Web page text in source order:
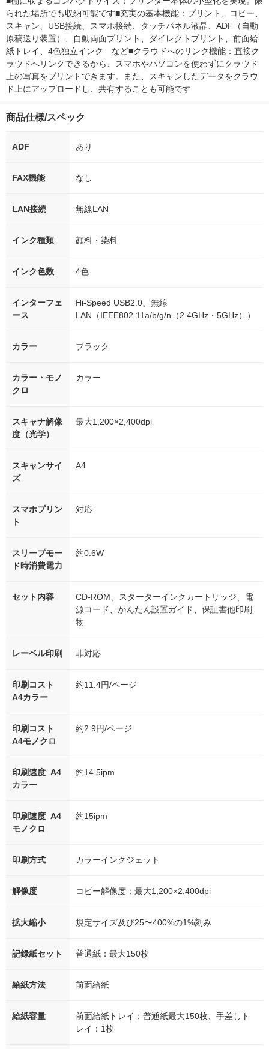
られた場所でも収納可能です■充実の基本機能：プリント、コピー、
スキャン、USB接続、スマホ接続、タッチパネル液晶、ADF（自動
原稿送り装置）、自動両面プリント、ダイレクトプリント、前面給
紙トレイ、4色独立インク　など■クラウドへのリンク機能：直接ク
ラウドへリンクできるから、スマホやパソコンを使わずにクラウド
上の写真をプリントできます。また、スキャンしたデータをクラウ
ド上にアップロードし、共有することも可能です
商品仕様/スペック
ADF あり
FAX機能 なし
LAN接続 無線LAN
インク種類 顔料・染料
インク色数 4色
インターフェ
ース
Hi-Speed USB2.0、無線
LAN（IEEE802.11a/b/g/n（2.4GHz・5GHz））
カラー ブラック
カラー・モノ
クロ
カラー
スキャナ解像
度（光学）
最大1,200×2,400dpi
スキャンサイ
ズ
A4
スマホプリン
ト
対応
スリープモー
ド時消費電力
約0.6W
セット内容
CD-ROM、スターターインクカートリッジ、電
源コード、かんたん設置ガイド、保証書他印刷
物
レーベル印刷 非対応
印刷コスト
A4カラー
約11.4円/ページ
印刷コスト
A4モノクロ
約2.9円/ページ
印刷速度_A4
カラー
約14.5ipm
印刷速度_A4
モノクロ
約15ipm
印刷方式 カラーインクジェット
解像度 コピー解像度：最大1,200×2,400dpi
拡大縮小 規定サイズ及び25〜400%の1%刻み
記録紙セット 普通紙：最大150枚
給紙方法 前面給紙
給紙容量
前面給紙トレイ：普通紙最大150枚、手差しト
レイ：1枚